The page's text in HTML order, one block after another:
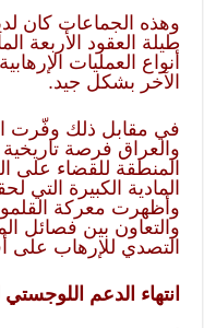
وهذه الجماعات كان
طيلة العقود الأربعة
أنواع العمليات
الآخر بشكل جيد.
في مقابل ذلك وفّرت
والعراق فرصة
المنطقة للقضاء على
المادية الكبيرة
وأظهرت معركة
والتعاون بين فصائل
التصدي للإرهاب
انتهاء الدعم اللوجستي